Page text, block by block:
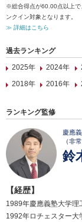
※総合得点が60.00点以上で
ンクイン対象となります。
≫ 詳細はこちら
過去ランキング
2025年
2024年
2018年
2016年
ランキング監修
慶應
（非
鈴
【経歴】
1989年慶應義塾大学理
1992年ロチェスター大